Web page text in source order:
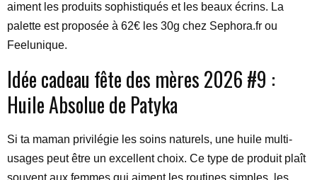
aiment les produits sophistiqués et les beaux écrins. La
palette est proposée à 62€ les 30g chez Sephora.fr ou
Feelunique.
Idée cadeau fête des mères 2026 #9 :
Huile Absolue de Patyka
Si ta maman privilégie les soins naturels, une huile multi-
usages peut être un excellent choix. Ce type de produit plaît
souvent aux femmes qui aiment les routines simples, les